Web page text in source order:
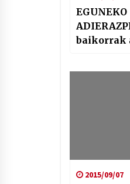
EGUNEKO
baikorrak
2015/09/07